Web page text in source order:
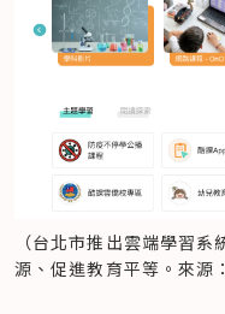
（台北市推出雲端學習
源、促進教育平等。來源